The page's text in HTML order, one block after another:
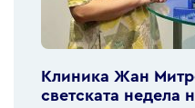
Клиника Жан
светската недела